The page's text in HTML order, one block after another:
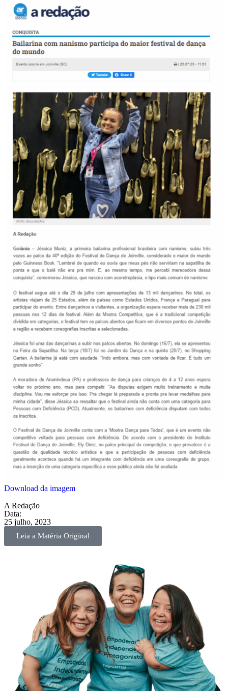
Download da imagem
A Redação
Data:
25 julho, 2023
Leia a Matéria Original